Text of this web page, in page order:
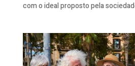
com o ideal proposto pela